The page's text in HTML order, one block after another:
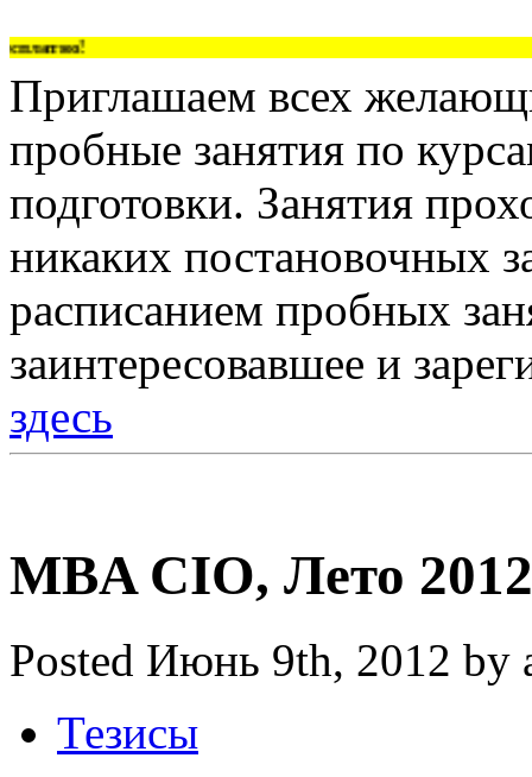
Приглашаем всех
пробные занятия по
подготовки. Занятия
никаких постановочных
расписанием пробных
заинтересовавшее и
здесь
MBA CIO, Лето 2012
Posted Июнь 9th, 2012 by
Тезисы